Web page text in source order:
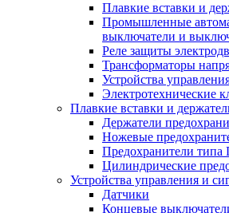
Плавкие вставки и
Промышленные
выключатели и
Реле защиты
Трансформаторы
Устройства
Электротехнические
Плавкие вставки и
Держатели
Ножевые
Предохранители типа
Цилиндрические
Устройства управления и
Датчики
Концевые